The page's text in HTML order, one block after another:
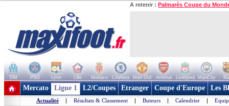
A retenir : Palmarès Coupe du
OM PSG Lyon Lille Monaco Chelsea Man Utd Arsenal Liverpool ManCity
+ de clubs
Mercato Ligue 1 L2/Coupes Etranger Coupe d'Europe Les
Actualité | Résultats & Classement | Buteurs | Calendrier |